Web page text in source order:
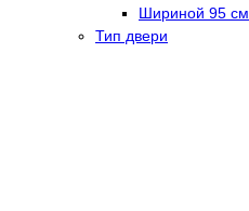
Шириной 95 см
Тип двери